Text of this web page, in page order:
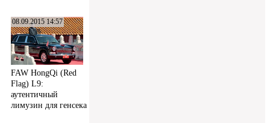
08.09.2015 14:57
FAW HongQi (Red
Flag) L9:
аутентичный
лимузин для генсека